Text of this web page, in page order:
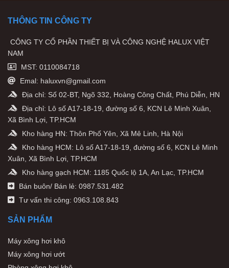
THÔNG TIN CÔNG TY
CÔNG TY CỔ PHẦN THIẾT BỊ VÀ CÔNG NGHỆ HALUX VIỆT
NAM
MST: 0110084718
Emal: haluxvn@gmail.com
Địa chỉ: Số 02-BT, Ngõ 332, Hoàng Công Chất, Phú Diễn, HN
Địa chỉ: Lô số A17-18-19, đường số 6, KCN Lê Minh Xuân,
Xã Bình Lợi, TP.HCM
Kho hàng HN: Thôn Phố Yên, Xã Mê Linh, Hà Nội
Kho hàng HCM: Lô số A17-18-19, đường số 6, KCN Lê Minh
Xuân, Xã Bình Lợi, TP.HCM
Kho hàng gạch HCM: 1185 Quốc lộ 1A, An Lạc, TP.HCM
Bán buôn/ Bán lẻ: 0987.531.482
Tư vấn thi công: 0963.108.843
SẢN PHẨM
Máy xông hơi khô
Máy xông hơi ướt